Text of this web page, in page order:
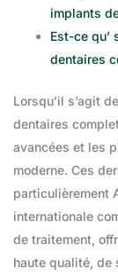
implants
Est-ce qu’
dentaires
Lorsqu’il s’agit
dentaires
avancées et les
moderne. Ces
particulièrement
internationale
de traitement,
haute qualité,